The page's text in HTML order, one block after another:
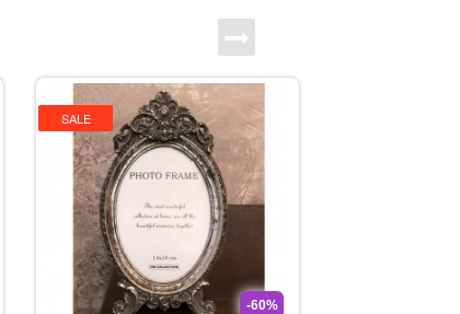
SALE
-60%